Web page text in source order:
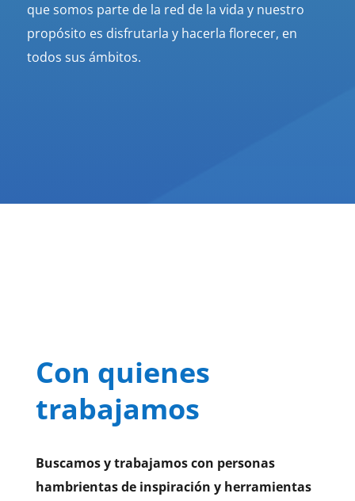
que somos parte de la red de la vida y nuestro
propósito es disfrutarla y hacerla florecer, en
todos sus ámbitos.
Con quienes
trabajamos
Buscamos y trabajamos con personas
hambrientas de inspiración y herramientas